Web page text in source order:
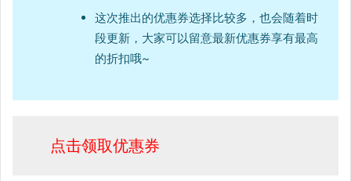
这次推出的优惠券选择比较多，也会随着时
段更新，大家可以留意最新优惠券享有最高
的折扣哦~
点击领取优惠券